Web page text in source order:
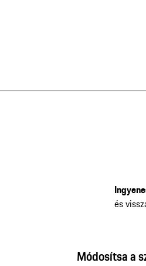
és
Módosítsa a